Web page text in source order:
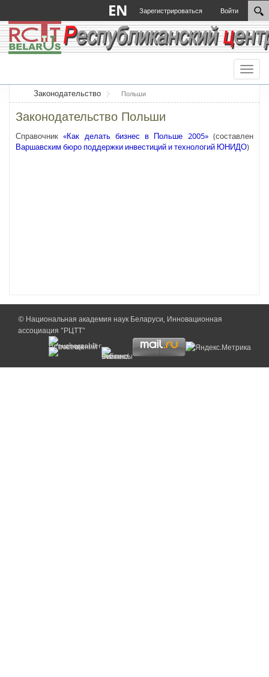
Войти
Зарегистрироваться
EN
Toggle
Законодательство
Польши
Законодательство Польши
Справочник«Как делать бизнес в Польше 2005»(составлен
Варшавским бюро поддержки инвестиций и технологий ЮНИДО)
© Национальная академия наук Беларуси, Инновационная
ассоциация "РЦТТ"